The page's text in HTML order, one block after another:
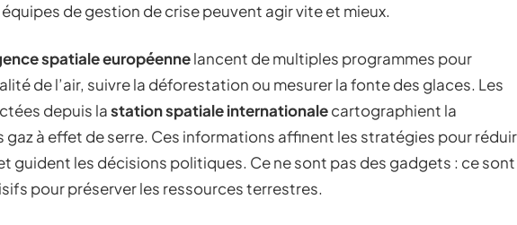
de gestion de crise peuvent agir vite et mieux.
spatiale européennelancent de multiples programmes pour
de l’air, suivre la déforestation ou mesurer la fonte des glaces. Les
depuis lastation spatiale internationalecartographient la
à effet de serre. Ces informations affinent les stratégies pour
guident les décisions politiques. Ce ne sont pas des gadgets : ce sont
pour préserver les ressources terrestres.